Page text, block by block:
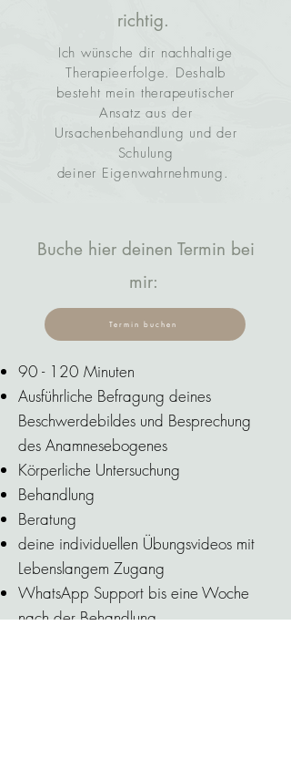
richtig.
Ich wünsche dir nachhaltige
Therapieerfolge. Deshalb
besteht mein therapeutischer
Ansatz aus der
Ursachenbehandlung und der
Schulung
deiner Eigenwahrnehmung.
Buche hier deinen Termin bei
mir:
Termin buchen
90 - 120 Minuten
Ausführliche Befragung deines
Beschwerdebildes und Besprechung
des Anamnesebogenes
Körperliche Untersuchung
Behandlung
Beratung
deine individuellen Übungsvideos mit
Lebenslangem Zugang
WhatsApp Support bis eine Woche
nach der Behandlung